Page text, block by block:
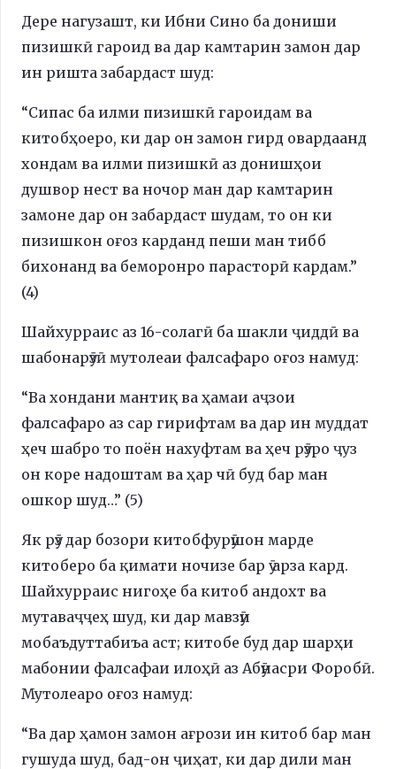
Дере нагузашт, ки Ибни Сино ба дониши
пизишкӣ гароид ва дар камтарин замон дар
ин ришта забардаст шуд:
“Сипас ба илми пизишкӣ гароидам ва
китобҳоеро, ки дар он замон гирд овардаанд
хондам ва илми пизишкӣ аз донишҳои
душвор нест ва ночор ман дар камтарин
замоне дар он забардаст шудам, то он ки
пизишкон оғоз карданд пеши ман тибб
бихонанд ва беморонро парасторӣ кардам.”
(4)
Шайхурраис аз 16-солагӣ ба шакли ҷиддӣ ва
шабонарӯзӣ мутолеаи фалсафаро оғоз намуд:
“Ва хондани мантиқ ва ҳамаи аҷзои
фалсафаро аз сар гирифтам ва дар ин муддат
ҳеч шабро то поён нахуфтам ва ҳеч рӯзро ҷуз
он коре надоштам ва ҳар чӣ буд бар ман
ошкор шуд…” (5)
Як рӯз дар бозори китобфурӯшон марде
китоберо ба қимати ночизе бар ӯ арза кард.
Шайхурраис нигоҳе ба китоб андохт ва
мутаваҷҷеҳ шуд, ки дар мавзӯи
мобаъдуттабиъа аст; китобе буд дар шарҳи
мабонии фалсафаи илоҳӣ аз Абӯнасри Форобӣ.
Мутолеаро оғоз намуд:
“Ва дар ҳамон замон ағрози ин китоб бар ман
гушуда шуд, бад-он ҷиҳат, ки дар дили ман